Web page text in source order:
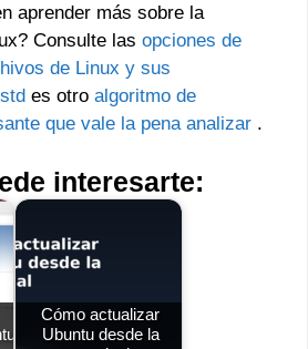
aprender más sobre la
Consulte las opciones de
de Linux y sus
es otro algoritmo de
que vale la pena analizar .
interesarte:
Cómo actualizar
Ubuntu desde la